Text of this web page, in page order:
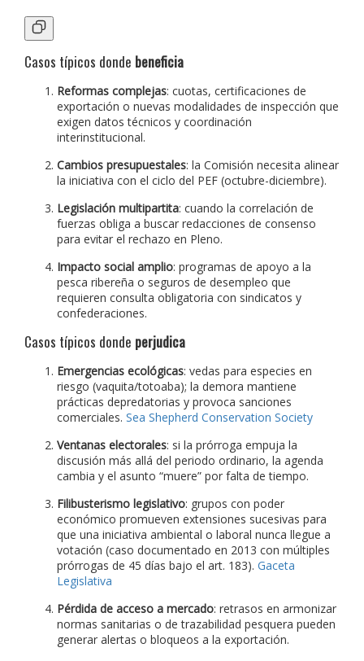
Casos típicos donde beneficia
Reformas complejas: cuotas, certificaciones de
exportación o nuevas modalidades de inspección que
exigen datos técnicos y coordinación
interinstitucional.
Cambios presupuestales: la Comisión necesita alinear
la iniciativa con el ciclo del PEF (octubre-diciembre).
Legislación multipartita: cuando la correlación de
fuerzas obliga a buscar redacciones de consenso
para evitar el rechazo en Pleno.
Impacto social amplio: programas de apoyo a la
pesca ribereña o seguros de desempleo que
requieren consulta obligatoria con sindicatos y
confederaciones.
Casos típicos donde perjudica
Emergencias ecológicas: vedas para especies en
riesgo (vaquita/totoaba); la demora mantiene
prácticas depredatorias y provoca sanciones
comerciales. Sea Shepherd Conservation Society
Ventanas electorales: si la prórroga empuja la
discusión más allá del periodo ordinario, la agenda
cambia y el asunto “muere” por falta de tiempo.
Filibusterismo legislativo: grupos con poder
económico promueven extensiones sucesivas para
que una iniciativa ambiental o laboral nunca llegue a
votación (caso documentado en 2013 con múltiples
prórrogas de 45 días bajo el art. 183). Gaceta
Legislativa
Pérdida de acceso a mercado: retrasos en armonizar
normas sanitarias o de trazabilidad pesquera pueden
generar alertas o bloqueos a la exportación.